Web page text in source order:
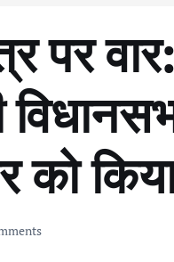
पर